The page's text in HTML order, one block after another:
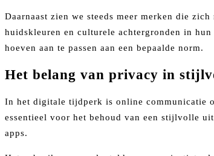
Daarnaast zien we steeds meer merken die
huidskleuren en culturele achtergronden in
hoeven aan te passen aan een bepaalde norm.
Het belang van privacy in
In het digitale tijdperk is online communicatie
essentieel voor het behoud van een stijlvolle
apps.